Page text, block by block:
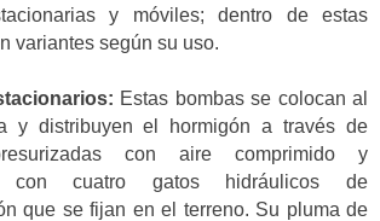
y móviles; dentro de estas
variantes según su uso.
Estas bombas se colocan al
y distribuyen el hormigón a través de
con aire comprimido y
con cuatro gatos hidráulicos de
que se fijan en el terreno. Su pluma de